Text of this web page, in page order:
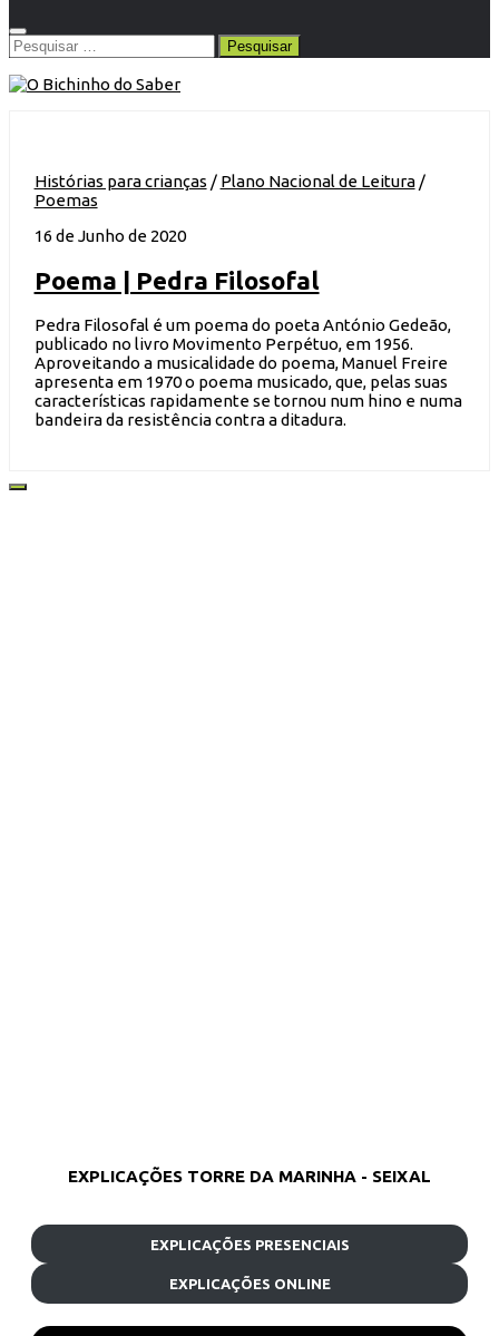
Pesquisar
por:
Histórias para crianças / Plano Nacional de Leitura/
Poemas
16 de Junho de 2020
Poema | Pedra Filosofal
Pedra Filosofal é um poema do poeta António Gedeão,
publicado no livro Movimento Perpétuo, em 1956.
Aproveitando a musicalidade do poema, Manuel Freire
apresenta em 1970 o poema musicado, que, pelas suas
características rapidamente se tornou num hino e numa
bandeira da resistência contra a ditadura.
EXPLICAÇÕES TORRE DA MARINHA - SEIXAL
EXPLICAÇÕES PRESENCIAIS
EXPLICAÇÕES ONLINE